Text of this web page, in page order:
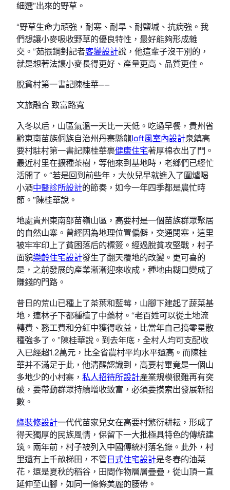
細選”出來的野草。
“野草生命力頑強，耐寒、耐旱、耐鹽堿、抗病強。我
們想讓小麥吸收野草的優良特性，最好能夠形成雜
交。”茹振鋼對記者客變設計說，他這輩子沒干別的，
就是想著法讓小麥長得更好、產量更高、品質更佳。
脫貧村第一書記陳桂華——
文旅融合 致富路寬
入冬以后，山區氣溫一天比一天低。吃過早餐，貴州省
黔東南苗族侗族自治州丹寨縣龍loft風室內設計泉鎮高
要村駐村第一書記陳桂華裹健康住宅著厚棉衣出了門。
最近村里在擴種茶樹，等他來到基地時，老鄉們已經忙
活開了。“若是回到前些年，大伙兒早就進入了圍爐喝
小酒中醫診所設計的節奏，如今一年四季都是農忙時
節。”陳桂華說。
地處貴州東南部苗嶺山區，高要村是一個苗族群眾聚居
的自然山寨。曾經因為地理位置偏僻，交通閉塞，這里
被牢牢印上了貧困落后的標簽。經過脫貧攻堅戰，村子
面貌樂齡住宅設計發生了翻天覆地的改變。更可喜的
是，之前發展的產業漸漸迎來收成，種地由糊口變成了
賺錢的門路。
昔日的荒山已種上了茶葉和藍莓，山腳下建起了蔬菜基
地，連林子下都種植了中藥材。“老百姓可以從土地流
轉費、務工費和分紅中獲得收益，比當年自己搞零星散
種強多了。”陳桂華說。到去年底，全村人均可支配收
入已經超1.2萬元，比全省農村平均水平還高。而陳桂
華并不滿足于此，他清醒認識到，高要村畢竟是一個山
多地少的小村寨， 私人招待所設計產業規模很難再有突
破，要帶動群眾持續增收致富，必須要摸索出發展新招
數。
綠裝修設計一代代苗家兒女在高要村繁衍耕耘，形成了
得天獨厚的民族風情，保留下一大批極具特色的傳統建
筑。兩年前，村子被列入中國傳統村落名錄。此外，村
里還有上千畝梯田，不管日式住宅設計是冬春的油菜
花，還是夏秋的稻谷，田間作物層層疊疊，從山頂一直
延伸至山腳，如同一條條美麗的腰帶。